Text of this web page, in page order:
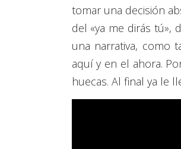
tomar una decisión
del «ya me dirás tú»,
una narrativa, como
aquí y en el ahora.
huecas. Al final ya le